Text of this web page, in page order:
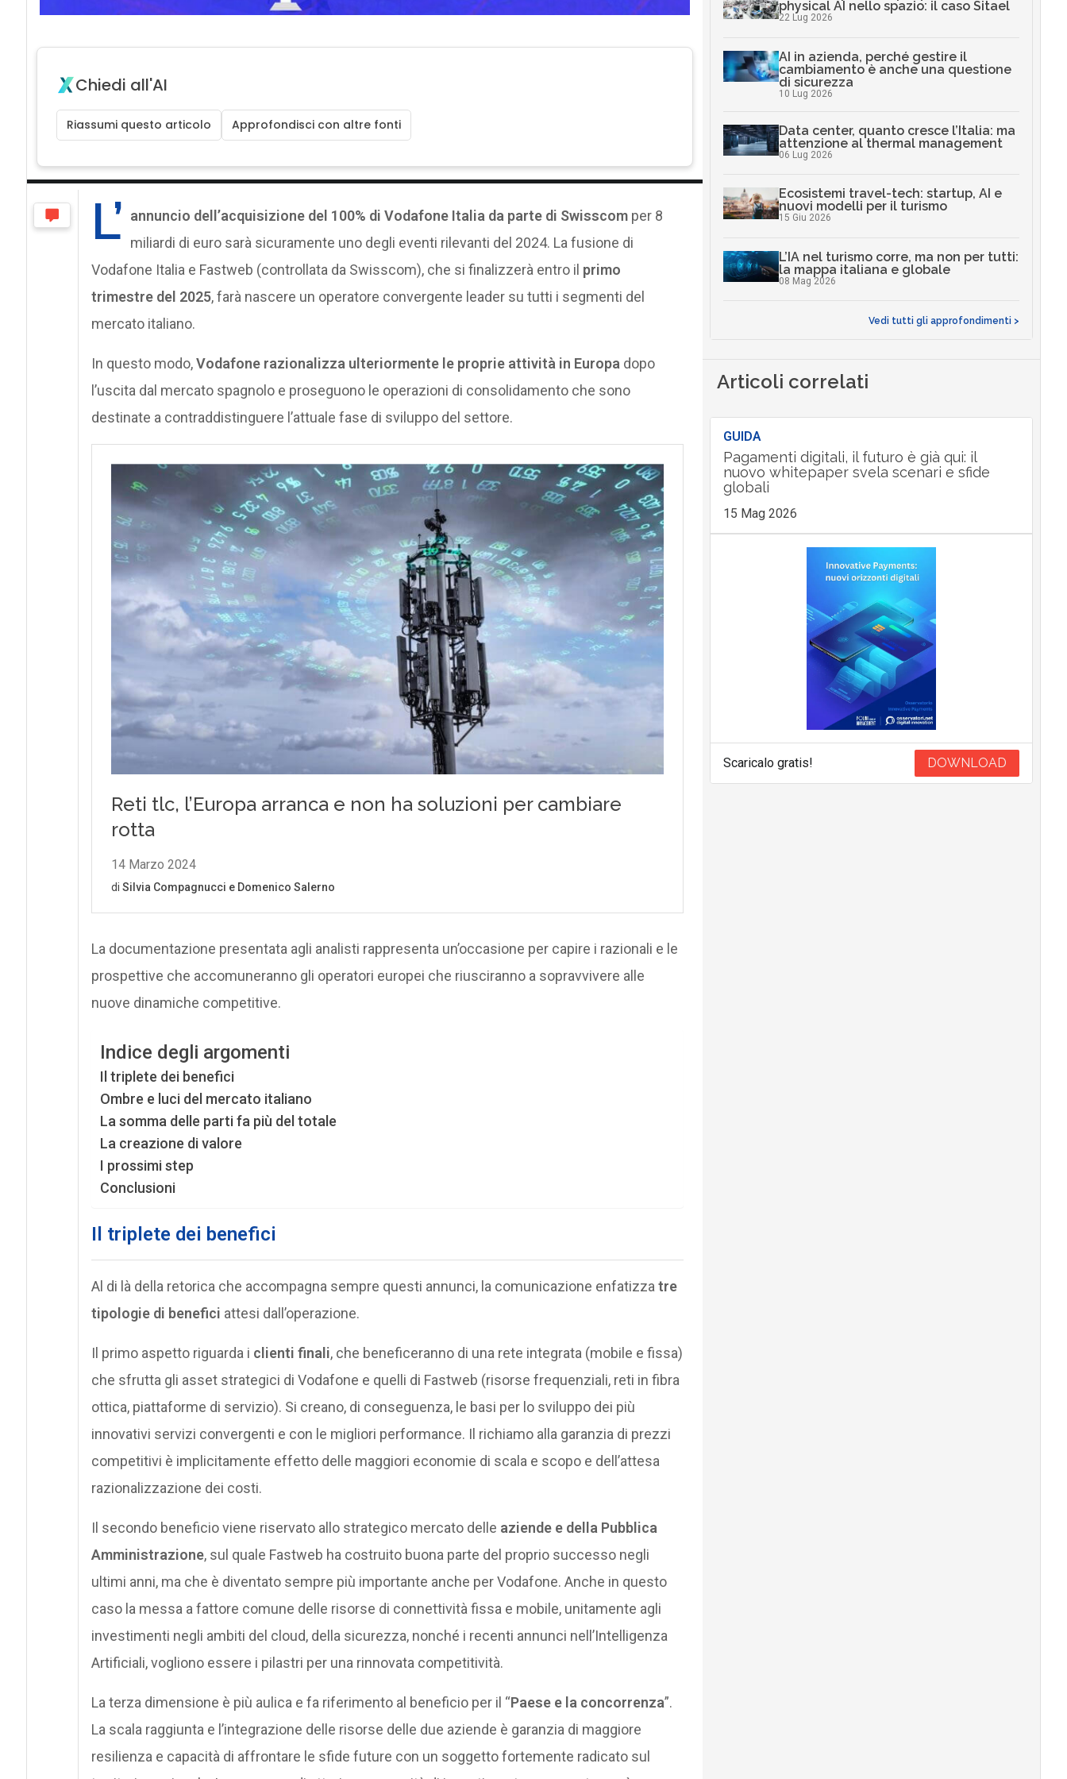
Chiedi all'AI
Riassumi questo articolo Approfondisci con altre fonti
L’ annuncio dell’acquisizione del 100% di Vodafone Italia da parte di Swisscom per 8
miliardi di euro sarà sicuramente uno degli eventi rilevanti del 2024. La fusione di
Vodafone Italia e Fastweb (controllata da Swisscom), che si finalizzerà entro il primo
trimestre del 2025, farà nascere un operatore convergente leader su tutti i segmenti del
mercato italiano.
In questo modo,Vodafone razionalizza ulteriormente le proprie attività in Europa dopo
l’uscita dal mercato spagnolo e proseguono le operazioni di consolidamento che sono
destinate a contraddistinguere l’attuale fase di sviluppo del settore.
La documentazione presentata agli analisti rappresenta un’occasione per capire i razionali e le
prospettive che accomuneranno gli operatori europei che riusciranno a sopravvivere alle
nuove dinamiche competitive.
Indice degli argomenti
Il triplete dei benefici
Ombre e luci del mercato italiano
La somma delle parti fa più del totale
La creazione di valore
I prossimi step
Conclusioni
Il triplete dei benefici
Al di là della retorica che accompagna sempre questi annunci, la comunicazione enfatizza tre
tipologie di benefici attesi dall’operazione.
Il primo aspetto riguarda i clienti finali, che beneficeranno di una rete integrata (mobile e fissa)
che sfrutta gli asset strategici di Vodafone e quelli di Fastweb (risorse frequenziali, reti in fibra
ottica, piattaforme di servizio). Si creano, di conseguenza, le basi per lo sviluppo dei più
innovativi servizi convergenti e con le migliori performance. Il richiamo alla garanzia di prezzi
competitivi è implicitamente effetto delle maggiori economie di scala e scopo e dell’attesa
razionalizzazione dei costi.
Il secondo beneficio viene riservato allo strategico mercato delle aziende e della Pubblica
Amministrazione, sul quale Fastweb ha costruito buona parte del proprio successo negli
ultimi anni, ma che è diventato sempre più importante anche per Vodafone. Anche in questo
caso la messa a fattore comune delle risorse di connettività fissa e mobile, unitamente agli
investimenti negli ambiti del cloud, della sicurezza, nonché i recenti annunci nell’Intelligenza
Artificiali, vogliono essere i pilastri per una rinnovata competitività.
La terza dimensione è più aulica e fa riferimento al beneficio per il “Paese e la concorrenza”.
La scala raggiunta e l’integrazione delle risorse delle due aziende è garanzia di maggiore
resilienza e capacità di affrontare le sfide future con un soggetto fortemente radicato sul
physical AI nello spazio: il caso Sitael
22 Lug 2026
AI in azienda, perché gestire il
cambiamento è anche una questione
di sicurezza
10 Lug 2026
Data center, quanto cresce l’Italia: ma
attenzione al thermal management
06 Lug 2026
Ecosistemi travel-tech: startup, AI e
nuovi modelli per il turismo
15 Giu 2026
L’IA nel turismo corre, ma non per tutti:
la mappa italiana e globale
08 Mag 2026
Vedi tutti gli approfondimenti >
Articoli correlati
GUIDA
Pagamenti digitali, il futuro è già qui: il
nuovo whitepaper svela scenari e sfide
globali
15 Mag 2026
Scaricalo gratis! DOWNLOAD